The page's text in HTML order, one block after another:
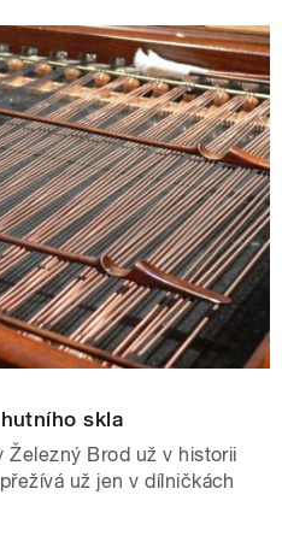
skla
Železný Brod už v historii
už jen v dílničkách